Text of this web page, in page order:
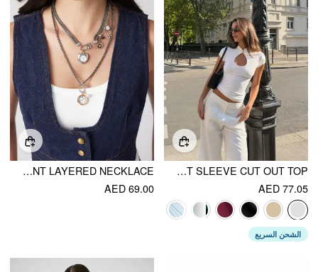
MANDARIN COLLAR SHORT SLEEVE CUT OUT TOP
AED 77.05
الشحن السريع
CLOCK & HEART PENDANT LAYERED NECKLACE
AED 69.00